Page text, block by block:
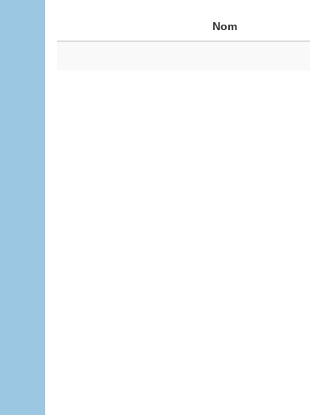
Nom